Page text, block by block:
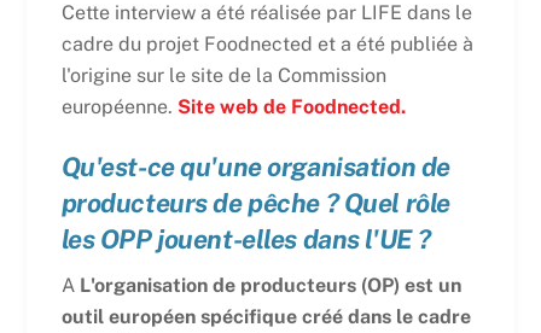
Cette interview a été réalisée par LIFE dans le
cadre du projet Foodnected et a été publiée à
l'origine sur le site de la Commission
européenne. Site web de Foodnected.
Qu'est-ce qu'une organisation de
producteurs de pêche ? Quel rôle
les OPP jouent-elles dans l'UE ?
A L'organisation de producteurs (OP) est un
outil européen spécifique créé dans le cadre